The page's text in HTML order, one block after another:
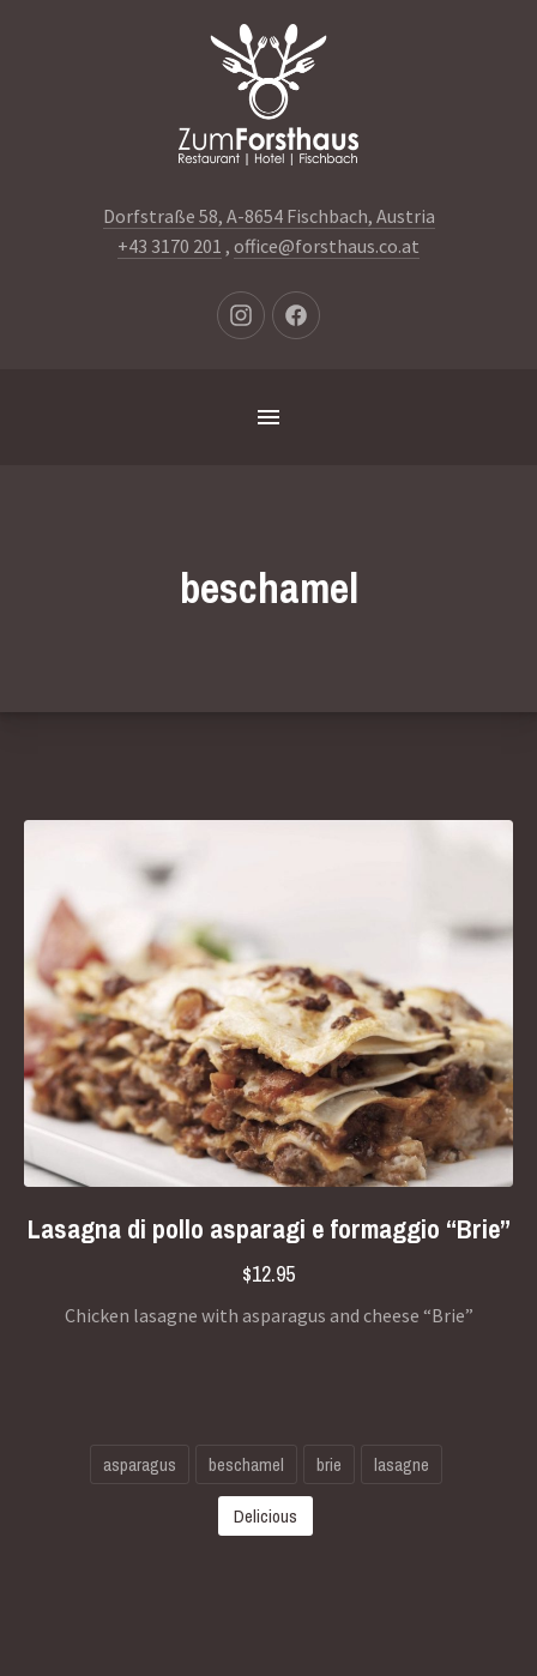
Dorfstraße 58, A-8654 Fischbach, Austria
+43 3170 201 , office@forsthaus.co.at
Neues Neues
beschamel
Lasagna di pollo asparagi e formaggio “Brie”
$12.95
Chicken lasagne with asparagus and cheese “Brie”
asparagus beschamel brie lasagne
Delicious